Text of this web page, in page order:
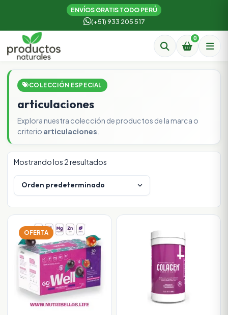
ENVÍOS GRATIS TODO PERÚ
(+51) 933 205 517
0
COLECCIÓN ESPECIAL
articulaciones
Explora nuestra colección de productos de la marca o
criterio articulaciones
Mostrando los 2 resultados
OFERTA